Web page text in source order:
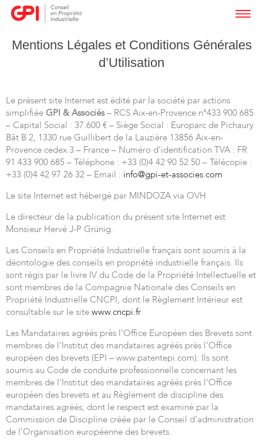
Mentions Légales et Conditions Générales
d’Utilisation
Le présent site Internet est édité par la société par actions
simplifiée GPI & Associés– RCS Aix-en-Provence n°433 900 685
– Capital Social : 37.600 € – Siège Social : Europarc de Pichaury
Bât B 2, 1330 rue Guillibert de la Lauzière 13856 Aix-en-
Provence cedex 3 – France – Numéro d’identification TVA : FR
91 433 900 685 – Téléphone : +33 (0)4 42 90 52 50 – Télécopie :
+33 (0)4 42 97 26 32 – Email : info@gpi-et-associes.com
Le site Internet est hébergé par MINDOZA via OVH
Le directeur de la publication du présent site Internet est
Monsieur Hervé J-P Grünig.
Les Conseils en Propriété Industrielle français sont soumis à la
déontologie des conseils en propriété industrielle français. Ils
sont régis par le livre IV du Code de la Propriété Intellectuelle et
sont membres de la Compagnie Nationale des Conseils en
Propriété Industrielle CNCPI, dont le Règlement Intérieur est
consultable sur le site www.cncpi.fr.
Les Mandataires agréés près l’Office Européen des Brevets sont
membres de l’Institut des mandataires agréés près l’Office
européen des brevets (EPI – www.patentepi.com). Ils sont
soumis au Code de conduite professionnelle concernant les
membres de l’Institut des mandataires agréés près l’Office
européen des brevets et au Règlement de discipline des
mandataires agréés, dont le respect est examiné par la
Commission de Discipline créée par le Conseil d’administration
de l’Organisation européenne des brevets.